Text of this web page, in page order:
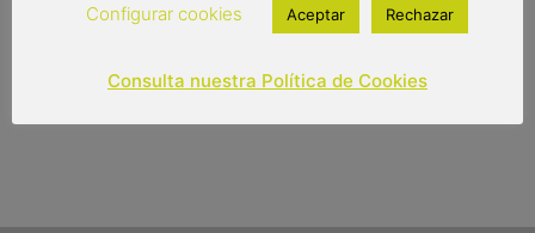
8,00€
Configurar cookies Aceptar Rechazar
Consulta nuestra Política de Cookies